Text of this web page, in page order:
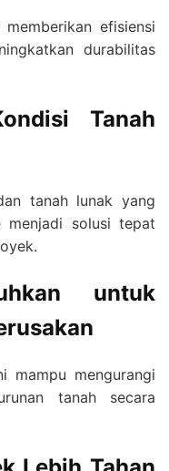
efisiensi
durabilitas
Tanah
tanah lunak yang
menjadi solusi tepat
untuk
mampu mengurangi
tanah secara